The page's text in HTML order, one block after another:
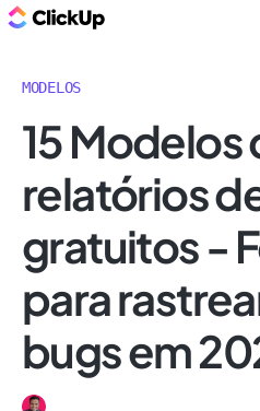
MODELOS
15 Modelos
relatórios
gratuitos -
para
bugs em